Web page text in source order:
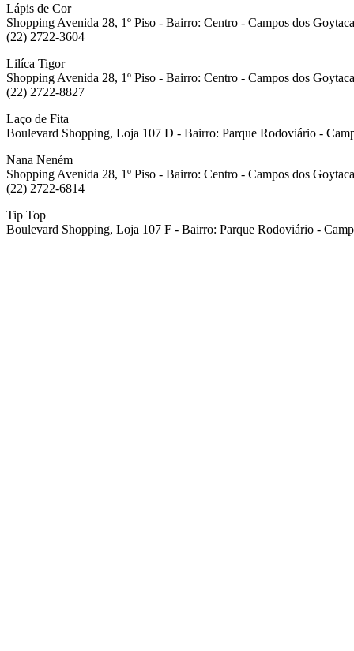
Lápis de Cor
Shopping Avenida 28, 1º Piso - Bairro: Centro - Campos dos
(22) 2722-3604
Lilíca Tigor
Shopping Avenida 28, 1º Piso - Bairro: Centro - Campos dos
(22) 2722-8827
Laço de Fita
Boulevard Shopping, Loja 107 D - Bairro: Parque Rodoviário -
Nana Neném
Shopping Avenida 28, 1º Piso - Bairro: Centro - Campos dos
(22) 2722-6814
Tip Top
Boulevard Shopping, Loja 107 F - Bairro: Parque Rodoviário -